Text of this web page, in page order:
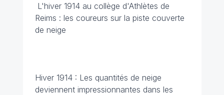
L'hiver 1914 au collège d'Athlètes de
Reims : les coureurs sur la piste couverte
de neige
Hiver 1914 : Les quantités de neige
deviennent impressionnantes dans les